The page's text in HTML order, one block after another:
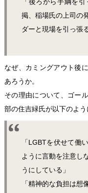
掲、稲場氏の上司の
ダーと現場を引っ張
なぜ、カミングアウト後
あろうか。
その理由について、ゴー
部の住吉緑氏が以下のよう
「LGBTを伏せて働
ように言動を注意し
うにしている」
「精神的な負担は